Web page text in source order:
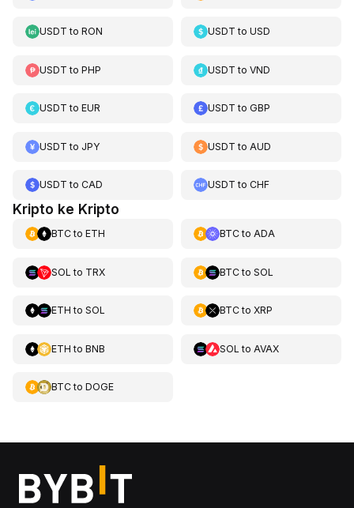
USDT to RON USDT toUSD
USDT to PHP USDT toVND
USDT to EUR USDT toGBP
USDT to JPY USDT to AUD
USDT to CAD USDT toCHF
Kripto ke Kripto
BTCto ETH BTCto ADA
SOL to TRX BTCto SOL
ETH to SOL BTCto XRP
ETH to BNB SOL to AVAX
BTCto DOGE